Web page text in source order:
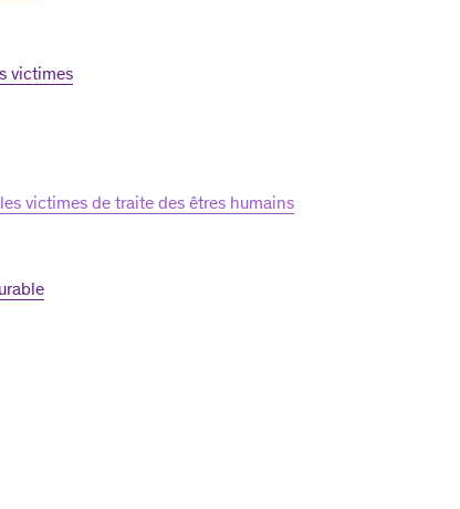
victimes
victimes de traite des êtres humains